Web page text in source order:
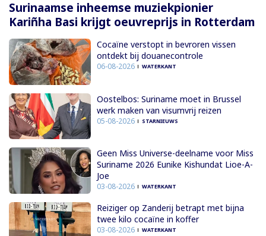
Surinaamse inheemse muziekpionier
Kariñha Basi krijgt oeuvreprijs in Rotterdam
Cocaïne verstopt in bevroren vissen
ontdekt bij douanecontrole
06-08-2026 WATERKANT
Oostelbos: Suriname moet in Brussel
werk maken van visumvrij reizen
05-08-2026 STARNIEUWS
Geen Miss Universe-deelname voor Miss
Suriname 2026 Eunike Kishundat Lioe-A-
Joe
03-08-2026 WATERKANT
Reiziger op Zanderij betrapt met bijna
twee kilo cocaïne in koffer
03-08-2026 WATERKANT